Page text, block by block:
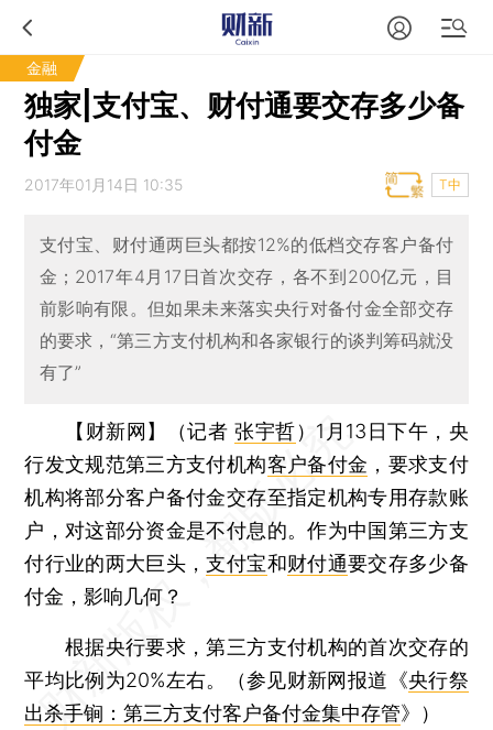
金融
独家|支付宝、财付通要交存多少备
付金
2017年01月14日 10:35 T中
支付宝、财付通两巨头都按12%的低档交存客户备付
金；2017年4月17日首次交存，各不到200亿元，目
前影响有限。但如果未来落实央行对备付金全部交存
的要求，“第三方支付机构和各家银行的谈判筹码就没
有了”
【财新网】（记者张宇哲） 1月13日下午，央
行发文规范第三方支付机构客户备付金 ，要求支付
机构将部分客户备付金交存至指定机构专用存款账
户，对这部分资金是不付息的。作为中国第三方支
付行业的两大巨头，支付宝和财付通要交存多少备
付金，影响几何？
根据央行要求，第三方支付机构的首次交存的
平均比例为20%左右。（参见财新网报道《央行祭
出杀手锏：第三方支付客户备付金集中存管》）